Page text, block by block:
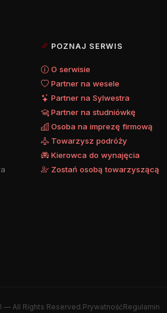
POZNAJ SERWIS
O serwisie
Partner na wesele
Partner na Sylwestra
Partner na studniówkę
Osoba na imprezę firmową
Towarzysz podróży
Kierowca do wynajęcia
Zostań osobą towarzyszącą
All Rights Reserved.PrywatnośćRegulamin